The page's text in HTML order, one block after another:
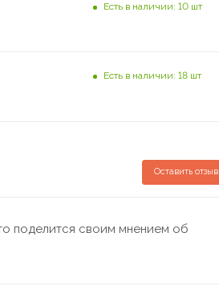
Есть в наличии: 10 шт
Есть в наличии: 18 шт
Оставить отзыв
поделится своим мнением об